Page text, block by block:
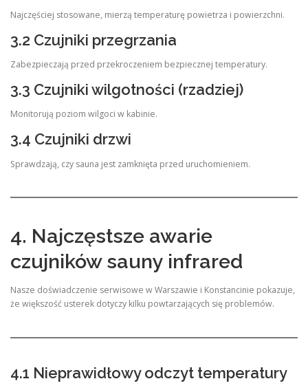
Najczęściej stosowane, mierzą temperaturę powietrza i powierzchni.
3.2 Czujniki przegrzania
Zabezpieczają przed przekroczeniem bezpiecznej temperatury.
3.3 Czujniki wilgotności (rzadziej)
Monitorują poziom wilgoci w kabinie.
3.4 Czujniki drzwi
Sprawdzają, czy sauna jest zamknięta przed uruchomieniem.
4. Najczęstsze awarie
czujników sauny infrared
Nasze doświadczenie serwisowe w Warszawie i Konstancinie pokazuje,
że większość usterek dotyczy kilku powtarzających się problemów.
4.1 Nieprawidłowy odczyt temperatury